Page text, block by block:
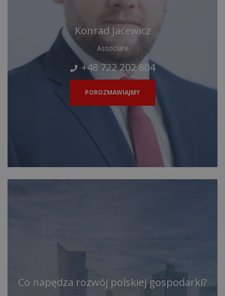
Konrad Jacewicz
Associate
+48 722 202 804
POROZMAWIAJMY
Co napędza rozwój polskiej gospodarki?